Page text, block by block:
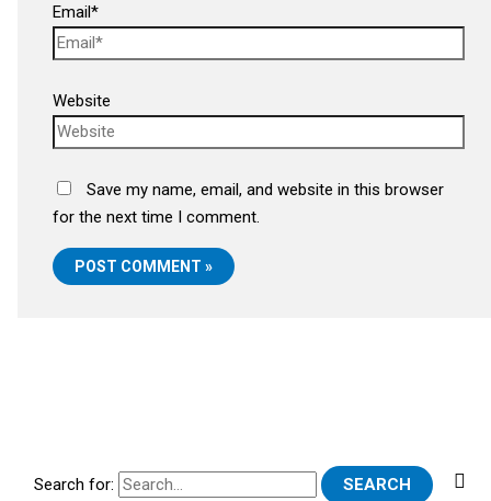
Search for:
Email*
Website
Save my name, email, and website in this browser
for the next time I comment.